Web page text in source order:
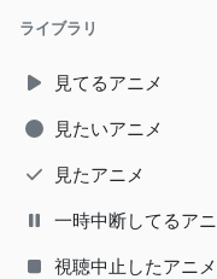
ライブラリ
見てるアニメ
見たいアニメ
見たアニメ
一時中断してるア
視聴中止したアニメ